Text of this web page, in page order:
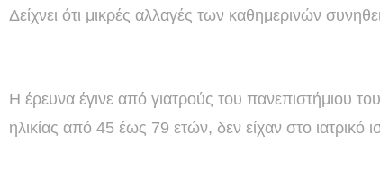
Δείχνει ότι μικρές αλλαγές των καθημερινών
Η έρευνα έγινε από γιατρούς του πανεπιστήμιου
ηλικίας από 45 έως 79 ετών, δεν είχαν στο ιατρικό